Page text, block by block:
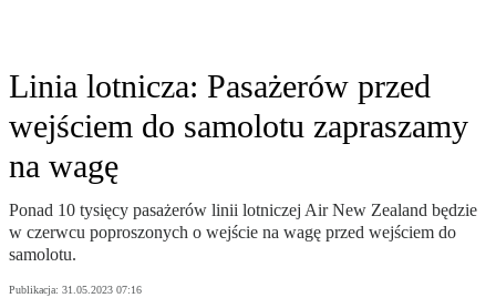
Linia lotnicza: Pasażerów przed
wejściem do samolotu zapraszamy
na wagę
Ponad 10 tysięcy pasażerów linii lotniczej Air New Zealand będzie
w czerwcu poproszonych o wejście na wagę przed wejściem do
samolotu.
Publikacja: 31.05.2023 07:16